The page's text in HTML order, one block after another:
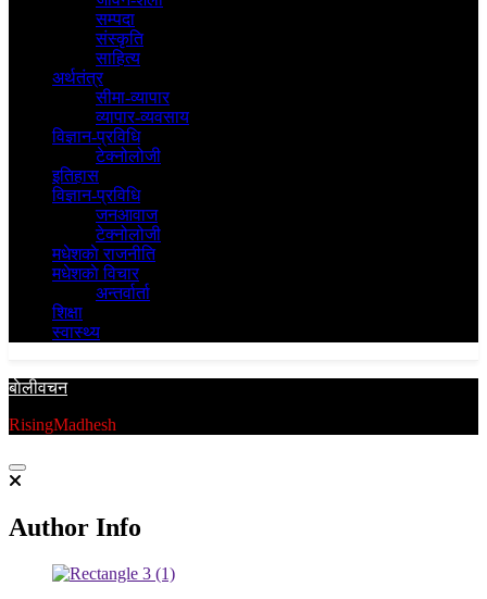
सम्पदा
संस्कृति
साहित्य
अर्थतंत्र
सीमा-व्यापार
व्यापार-व्यवसाय
विज्ञान-प्रविधि
टेक्नोलोजी
इतिहास
विज्ञान-प्रविधि
जनआवाज
टेक्नोलोजी
मधेशकाे राजनीति
मधेशकाे विचार
अन्तर्वार्ता
शिक्षा
स्वास्थ्य
बाेलीवचन
RisingMadhesh
Author Info